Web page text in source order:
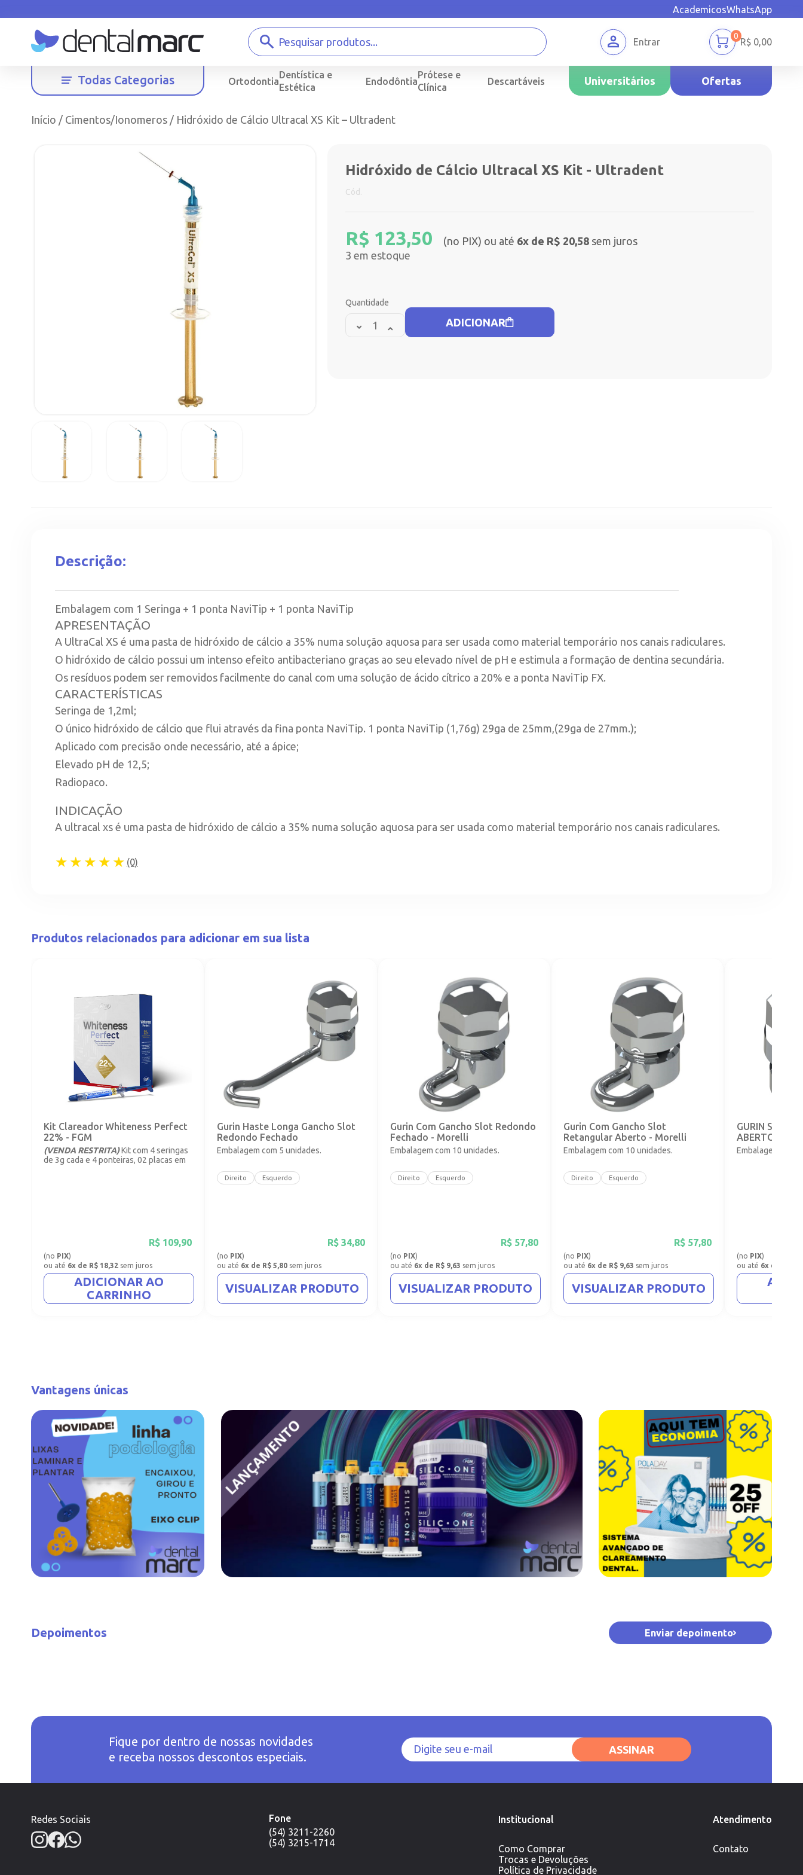
AcademicosWhatsApp
Entrar R$0,00
0
Todas Categorias Ortodontia
Dentística e
Estética
Endodôntia
Prótese e
Clínica
Descartáveis Universitários Ofertas
Início / Cimentos/Ionomeros / Hidróxido de Cálcio Ultracal XS Kit – Ultradent
Hidróxido de Cálcio Ultracal XS Kit - Ultradent
Cód.
R$ 123,50 (no PIX) ou até 6x de R$ 20,58 sem juros
3 em estoque
Quantidade
ADICIONAR
Descrição:
Embalagem com 1 Seringa + 1 ponta NaviTip + 1 ponta NaviTip
APRESENTAÇÃO
A UltraCal XS é uma pasta de hidróxido de cálcio a 35% numa solução aquosa para ser usada como material temporário nos canais radiculares.
O hidróxido de cálcio possui um intenso efeito antibacteriano graças ao seu elevado nível de pH e estimula a formação de dentina secundária.
Os resíduos podem ser removidos facilmente do canal com uma solução de ácido cítrico a 20% e a ponta NaviTip FX.
CARACTERÍSTICAS
Seringa de 1,2ml;
O único hidróxido de cálcio que flui através da fina ponta NaviTip. 1 ponta NaviTip (1,76g) 29ga de 25mm,(29ga de 27mm.);
Aplicado com precisão onde necessário, até a ápice;
Elevado pH de 12,5;
Radiopaco.
INDICAÇÃO
A ultracal xs é uma pasta de hidróxido de cálcio a 35% numa solução aquosa para ser usada como material temporário nos canais radiculares.
★★★★★ (0)
Produtos relacionados para adicionar em sua lista
Kit Clareador Whiteness Perfect
22% - FGM
(VENDA RESTRITA)Kit com 4 seringas
de 3g cada e 4 ponteiras, 02 placas em
R$ 109,90
(no PIX)
ou até 6x de R$ 18,32 sem juros
ADICIONAR AO
CARRINHO
Gurin Haste Longa Gancho Slot
Redondo Fechado
Embalagem com 5 unidades.
Direito Esquerdo
R$ 34,80
(no PIX)
ou até 6x de R$ 5,80 sem juros
VISUALIZAR PRODUTO
Gurin Com Gancho Slot Redondo
Fechado - Morelli
Embalagem com 10 unidades.
Direito Esquerdo
R$ 57,80
(no PIX)
ou até 6x de R$ 9,63 sem juros
VISUALIZAR PRODUTO
Gurin Com Gancho Slot
Retangular Aberto - Morelli
Embalagem com 10 unidades.
Direito Esquerdo
R$ 57,80
(no PIX)
ou até 6x de R$ 9,63 sem juros
VISUALIZAR PRODUTO
GURIN SLOT
ABERTO -
Embalagem com
(no PIX)
ou até 6x de R$
Vantagens únicas
Depoimentos Enviar depoimento
Fique por dentro de nossas novidades
e receba nossos descontos especiais.
ASSINAR
Redes Sociais
Fone
(54) 3211-2260
(54) 3215-1714
Institucional
Como Comprar
Trocas e Devoluções
Política de Privacidade
Atendimento
Contato